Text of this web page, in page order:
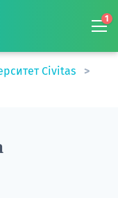
1
Civitas